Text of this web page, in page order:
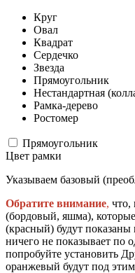
Круг
Овал
Квадрат
Сердечко
Звезда
Прямоугольник
Нестандартная
Рамка-дерево
Ростомер
Прямоугольник
Цвет рамки
Указываем базовый
Обратите внимание, что,
(бордовый, яшма),
(красный) будут
ничего не показывает по
попробуйте установить
оранжевый будут под